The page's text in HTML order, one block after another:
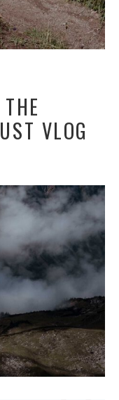
VLOG